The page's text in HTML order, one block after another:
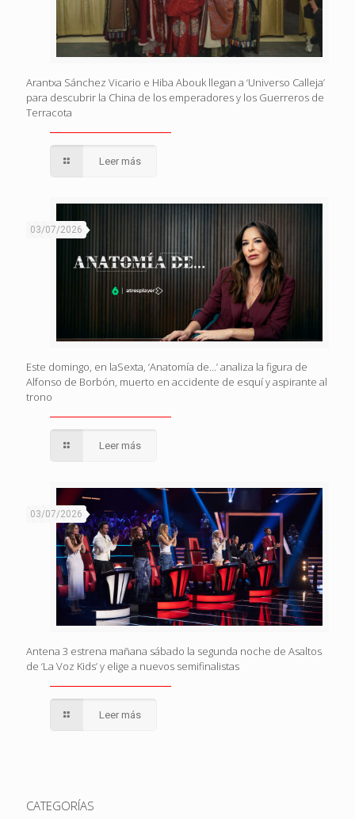
Arantxa Sánchez Vicario e Hiba Abouk llegan a ‘Universo Calleja’
para descubrir la China de los emperadores y los Guerreros de
Terracota
Leer más
03/07/2026
Este domingo, en laSexta, ‘Anatomía de…’ analiza la figura de
Alfonso de Borbón, muerto en accidente de esquí y aspirante al
trono
Leer más
03/07/2026
Antena 3 estrena mañana sábado la segunda noche de Asaltos
de ‘La Voz Kids’ y elige a nuevos semifinalistas
Leer más
CATEGORÍAS